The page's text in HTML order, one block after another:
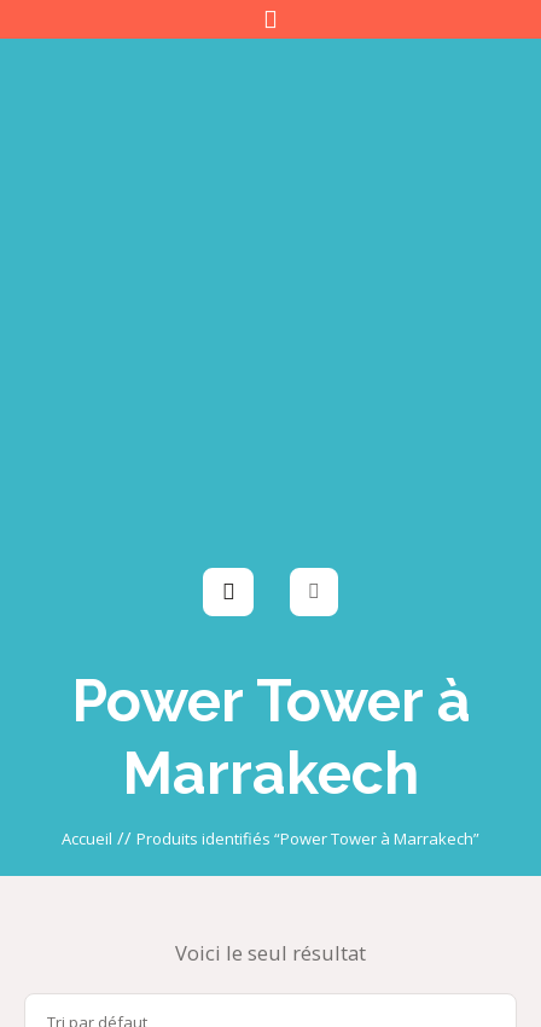
Power Tower à
Marrakech
Accueil // Produits identifiés “Power Tower à Marrakech”
Voici le seul résultat